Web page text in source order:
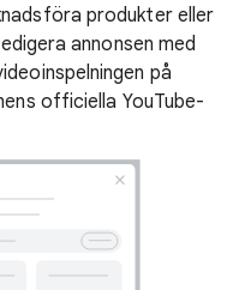
produkter eller
annonsen med
på
officiella YouTube-